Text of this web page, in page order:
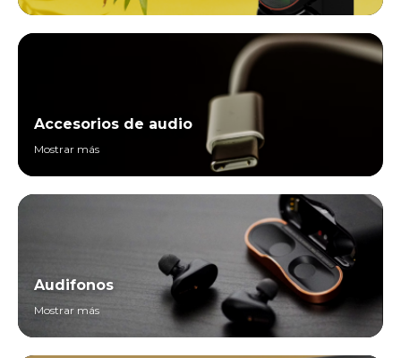
Accesorios de audio
Mostrar más
Audifonos
Mostrar más